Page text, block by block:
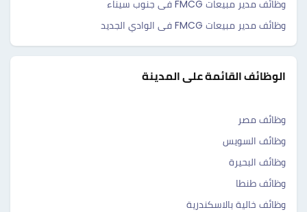
وظائف مدير مبيعات FMCG فى جنوب سيناء
وظائف مدير مبيعات FMCG فى الوادي الجديد
الوظائف القائمة على المدينة
وظائف مصر
وظائف السويس
وظائف البحيرة
وظائف طنطا
وظائف خالية بالاسكندرية